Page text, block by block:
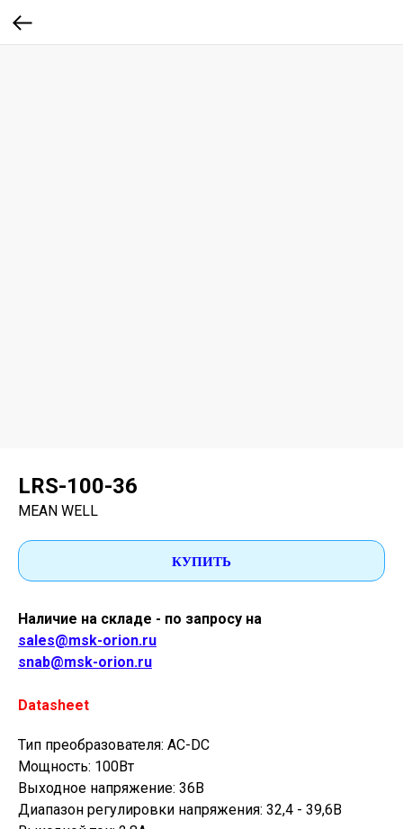
LRS-100-36
MEAN WELL
КУПИТЬ
Наличие на складе - по запросу на
sales@msk-orion.ru
snab@msk-orion.ru
Datasheet
Тип преобразователя: AC-DC
Мощность: 100Вт
Выходное напряжение: 36В
Диапазон регулировки напряжения: 32,4 - 39,6В